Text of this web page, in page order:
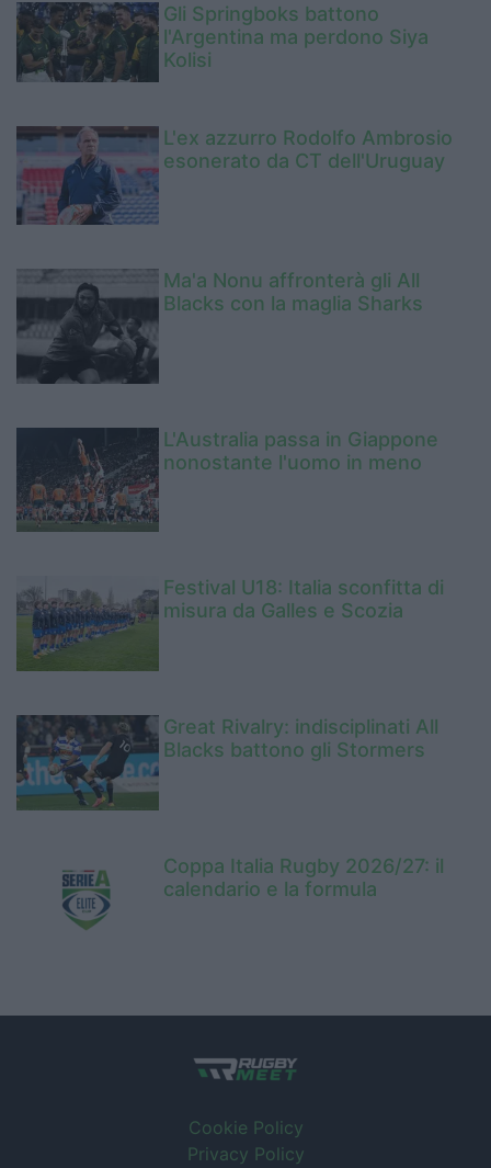
Gli Springboks battono
l'Argentina ma perdono Siya
Kolisi
L'ex azzurro Rodolfo Ambrosio
esonerato da CT dell'Uruguay
Ma'a Nonu affronterà gli All
Blacks con la maglia Sharks
L'Australia passa in Giappone
nonostante l'uomo in meno
Festival U18: Italia sconfitta di
misura da Galles e Scozia
Great Rivalry: indisciplinati All
Blacks battono gli Stormers
Coppa Italia Rugby 2026/27: il
calendario e la formula
Cookie Policy
Privacy Policy